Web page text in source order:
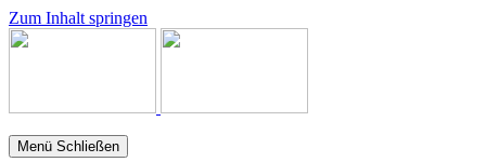
Zum Inhalt springen
Menü Schließen